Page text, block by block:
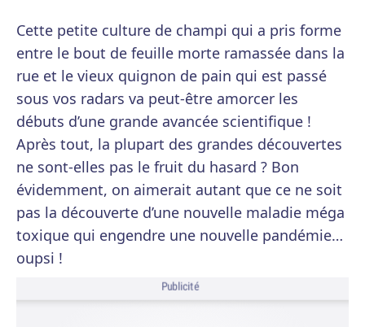
Cette petite culture de champi qui a pris forme
entre le bout de feuille morte ramassée dans la
rue et le vieux quignon de pain qui est passé
sous vos radars va peut-être amorcer les
débuts d’une grande avancée scientifique !
Après tout, la plupart des grandes découvertes
ne sont-elles pas le fruit du hasard ? Bon
évidemment, on aimerait autant que ce ne soit
pas la découverte d’une nouvelle maladie méga
toxique qui engendre une nouvelle pandémie…
oupsi !
Publicité